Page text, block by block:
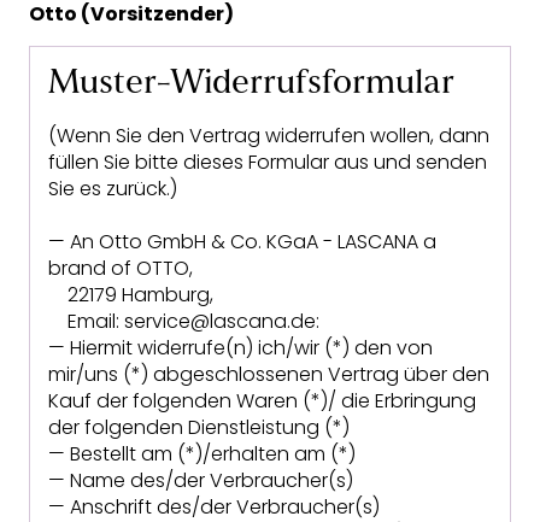
Otto (Vorsitzender)
Muster-Widerrufsformular
(Wenn Sie den Vertrag widerrufen wollen, dann
füllen Sie bitte dieses Formular aus und senden
Sie es zurück.)
— An Otto GmbH & Co. KGaA - LASCANA a
brand of OTTO,
22179 Hamburg,
Email: service@lascana.de:
— Hiermit widerrufe(n) ich/wir (*) den von
mir/uns (*) abgeschlossenen Vertrag über den
Kauf der folgenden Waren (*)/ die Erbringung
der folgenden Dienstleistung (*)
— Bestellt am (*)/erhalten am (*)
— Name des/der Verbraucher(s)
— Anschrift des/der Verbraucher(s)